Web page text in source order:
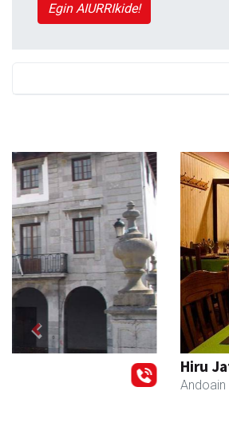
Egin AIURRIkide!
Previous